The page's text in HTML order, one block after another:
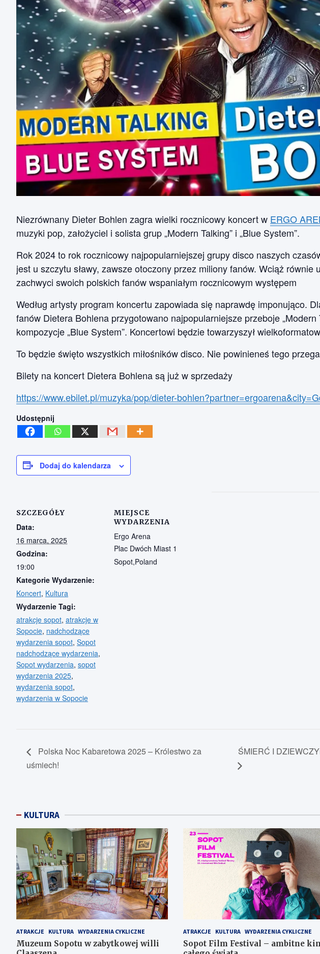
Niezrównany Dieter Bohlen zagra wielki rocznicowy koncert w ERGO
muzyki pop, założyciel i solista grup „Modern Talking” i „Blue System”.
Rok 2024 to rok rocznicowy najpopularniejszej grupy disco naszych
jest u szczytu sławy, zawsze otoczony przez miliony fanów. Wciąż równie
zachwyci swoich polskich fanów wspaniałym rocznicowym występem
Według artysty program koncertu zapowiada się naprawdę imponująco.
fanów Dietera Bohlena przygotowano najpopularniejsze przeboje „Modern
kompozycje „Blue System”. Koncertowi będzie towarzyszył
To będzie święto wszystkich miłośników disco. Nie powinieneś tego
Bilety na koncert Dietera Bohlena są już w sprzedaży
https://www.ebilet.pl/muzyka/pop/dieter-
Udostępnij
Dodaj do kalendarza
SZCZEGÓŁY
Data:
16 marca, 2025
Godzina:
19:00
Kategorie Wydarzenie:
Koncert, Kultura
Wydarzenie Tagi:
atrakcje sopot, atrakcje w
Sopocie, nadchodzące
wydarzenia sopot, Sopot
nadchodzące wydarzenia,
Sopot wydarzenia, sopot
wydarzenia 2025,
wydarzenia sopot,
wydarzenia w Sopocie
MIEJSCE
WYDARZENIA
Ergo Arena
Plac Dwóch Miast 1
Sopot,Poland
Polska Noc Kabaretowa 2025 – Królestwo za
uśmiech!
ŚMIERĆ I
KULTURA
ATRAKCJE KULTURA WYDARZENIA CYKLICZNE
Muzeum Sopotu w zabytkowej willi
ATRAKCJE KULTURA WYDARZENIA CYKLICZNE
Sopot Film Festival – ambitne